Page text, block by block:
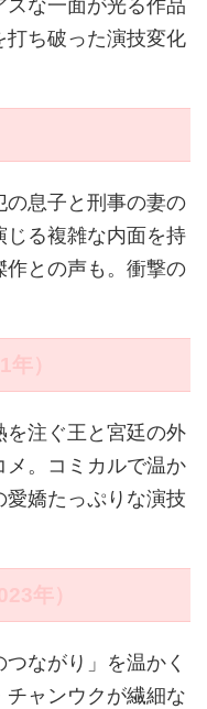
ち破った演技変化
息子と刑事の妻の
る複雑な内面を持
との声も。衝撃の
）
注ぐ王と宮廷の外
。コミカルで温か
嬌たっぷりな演技
年）
ながり」を温かく
ャンウクが繊細な